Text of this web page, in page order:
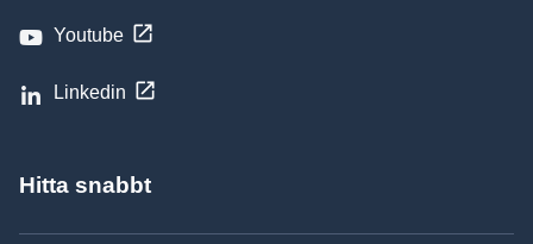
Youtube
Linkedin
Hitta snabbt